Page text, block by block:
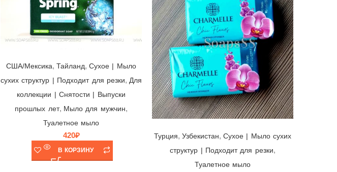
США/Мексика,Тайланд,Cухое | Мыло
сухих структур | Подходит для резки, Для
коллекции | Снятости | Выпуски
прошлых лет, Мыло для мужчин,
Туалетное мыло
420₽
В КОРЗИНУ
Турция, Узбекистан, Cухое | Мыло сухих
структур | Подходит для резки,
Туалетное мыло